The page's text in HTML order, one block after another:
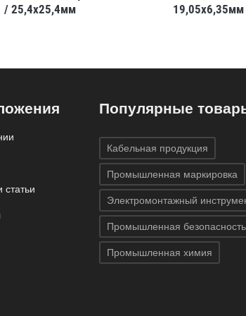
/ 25,4x25,4мм
19,05x6,35мм
Популярные
Кабельная продукция
Промышленная маркировка
Электромонтажный
Промышленная безопасность
Промышленная химия